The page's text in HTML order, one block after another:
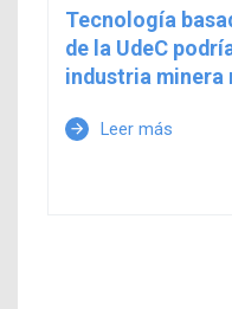
Tecnología
de la UdeC
industria minera
arrow_forward Leer más